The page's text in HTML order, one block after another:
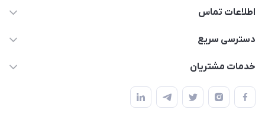
اطلاعات تماس
09332394024-09120346631
دسترسی سریع
حساب کاربری
لیست محصولات
خدمات مشتریان
قوانین و مقررات
حریم خصوصی